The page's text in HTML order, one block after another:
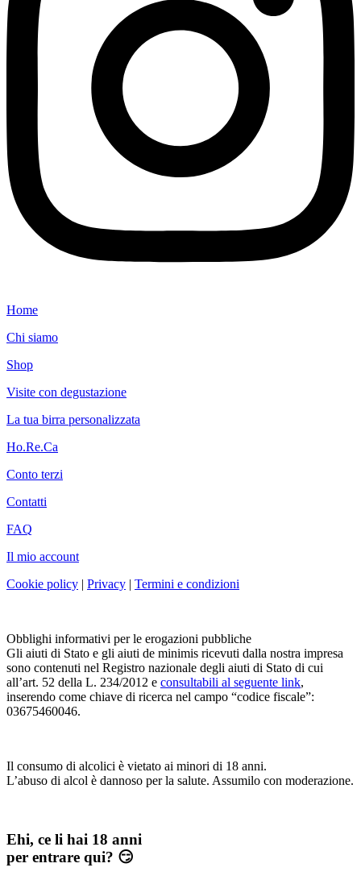
Home
Chi siamo
Shop
Visite con degustazione
La tua birra personalizzata
Ho.Re.Ca
Conto terzi
Contatti
FAQ
Il mio account
Cookie policy | Privacy | Termini e condizioni
Obblighi informativi per le erogazioni pubbliche
Gli aiuti di Stato e gli aiuti de minimis ricevuti dalla nostra impresa
sono contenuti nel Registro nazionale degli aiuti di Stato di cui
all’art. 52 della L. 234/2012 e consultabili al seguente link,
inserendo come chiave di ricerca nel campo “codice fiscale”:
03675460046.
Il consumo di alcolici è vietato ai minori di 18 anni.
L’abuso di alcol è dannoso per la salute. Assumilo con moderazione.
Ehi, ce li hai 18 anni
per entrare qui? 😏